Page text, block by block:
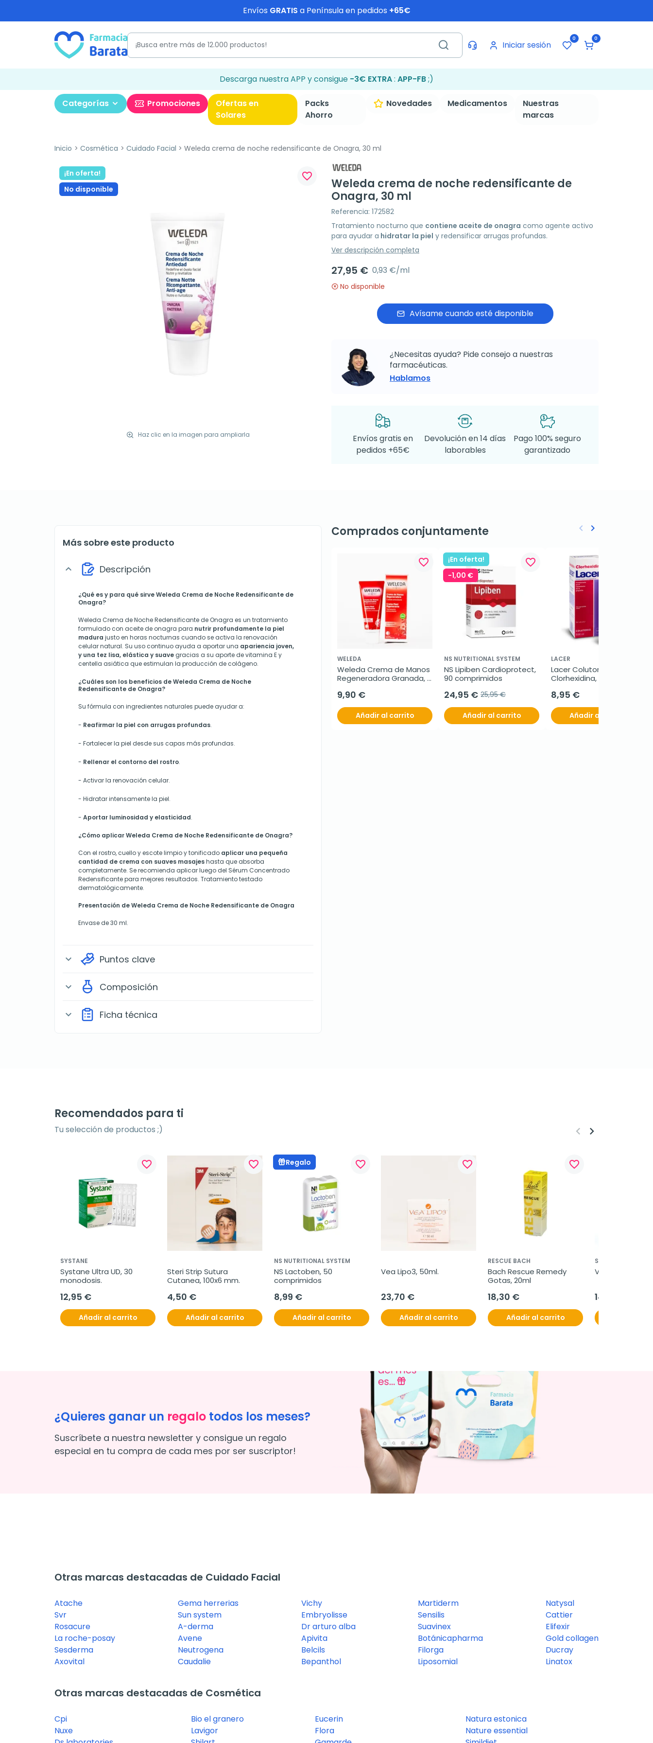
Envíos GRATIS a Península en pedidos +65€
Iniciar sesión
0 0
Descarga nuestra APP y consigue -3€ EXTRA: APP-FB;)
Categorías Promociones
Ofertas en
Solares
Packs
Ahorro
Novedades Medicamentos
Nuestras
marcas
Inicio Cosmética Cuidado Facial Weleda crema de noche redensificante de Onagra, 30 ml
¡En oferta!
No disponible
Haz clic en la imagen para ampliarla
favorite_border
Weleda crema de noche redensificante de
Onagra, 30 ml
Referencia: 172582
Tratamiento nocturno que contiene aceite de onagra como agente activo
para ayudar a hidratar la piel y redensificar arrugas profundas.
Ver descripción completa
27,95 € 0,93 €/ml
No disponible
Avísame cuando esté disponible
¿Necesitas ayuda? Pide consejo a nuestras
farmacéuticas.
Hablamos
Envíos gratis en
pedidos +65€
Devolución en 14 días
laborables
Pago 100% seguro
garantizado
Más sobre este producto
expand_more Descripción
¿Qué es y para qué sirve Weleda Crema de Noche Redensificante de
Onagra?
Weleda Crema de Noche Redensificante de Onagra es un tratamiento
formulado con aceite de onagra para nutrir profundamente la piel
madura justo en horas nocturnas cuando se activa la renovación
celular natural. Su uso continuo ayuda a aportar una apariencia joven,
y una tez lisa, elástica y suave gracias a su aporte de vitamina E y
centella asiática que estimulan la producción de colágeno.
¿Cuáles son los beneficios de Weleda Crema de Noche
Redensificante de Onagra?
Su fórmula con ingredientes naturales puede ayudar a:
- Reafirmar la piel con arrugas profundas.
- Fortalecer la piel desde sus capas más profundas.
- Rellenar el contorno del rostro.
- Activar la renovación celular.
- Hidratar intensamente la piel.
- Aportar luminosidad y elasticidad.
¿Cómo aplicar Weleda Crema de Noche Redensificante de Onagra?
Con el rostro, cuello y escote limpio y tonificado aplicar una pequeña
cantidad de crema con suaves masajeshasta que absorba
completamente. Se recomienda aplicar luego del Sérum Concentrado
Redensificante para mejores resultados. Tratamiento testado
dermatológicamente.
Presentación de Weleda Crema de Noche Redensificante de Onagra
Envase de 30 ml.
expand_more Puntos clave
expand_more Composición
expand_more Ficha técnica
Comprados conjuntamente
favorite_border
WELEDA
Weleda Crema de Manos
Regeneradora Granada,
9,90 €
Añadir al carrito
¡En oferta!
-1,00 €
favorite_border
NS NUTRITIONAL SYSTEM
NS Lipiben Cardioprotect,
90 comprimidos
24,95 € 25,95 €
Añadir al carrito
LACER
Lacer Colutorio
Clorhexidina, 500ml
8,95 €
Añadir al carrito
Anterior
keyboard_arrow_left Siguiente
keyboard_arrow_right
Recomendados para ti
Tu selección de productos ;)
favorite_border
SYSTANE
Systane Ultra UD, 30
monodosis.
12,95 €
Añadir al carrito
favorite_border
Steri Strip Sutura
Cutanea, 100x6 mm.
4,50 €
Añadir al carrito
Regalo favorite_border
NS NUTRITIONAL SYSTEM
NS Lactoben, 50
comprimidos
8,99 €
Añadir al carrito
favorite_border
Vea Lipo3, 50ml.
23,70 €
Añadir al carrito
favorite_border
RESCUE BACH
Bach Rescue Remedy
Gotas, 20ml
18,30 €
Añadir al carrito
SODEINN
Variplus, 30
14,95 €
keyboard_arrow_left keyboard_arrow_right
¿Quieres ganar un regalo todos los meses?
Suscríbete a nuestra newsletter y consigue un regalo
especial en tu compra de cada mes por ser suscriptor!
Otras marcas destacadas de Cuidado Facial
Atache
Svr
Rosacure
La roche-posay
Sesderma
Axovital
Gema herrerias
Sun system
A-derma
Avene
Neutrogena
Caudalie
Vichy
Embryolisse
Dr arturo alba
Apivita
Belcils
Bepanthol
Martiderm
Sensilis
Suavinex
Botánicapharma
Filorga
Liposomial
Natysal
Cattier
Elifexir
Gold collagen
Ducray
Linatox
Otras marcas destacadas de Cosmética
Cpi
Nuxe
Bio el granero
Lavigor
Eucerin
Flora
Natura estonica
Nature essential